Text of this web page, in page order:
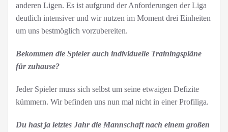
anderen Ligen. Es ist aufgrund der Anforderungen der Liga
deutlich intensiver und wir nutzen im Moment drei Einheiten
um uns bestmöglich vorzubereiten.
Bekommen die Spieler auch individuelle Trainingspläne
für zuhause?
Jeder Spieler muss sich selbst um seine etwaigen Defizite
kümmern. Wir befinden uns nun mal nicht in einer Profiliga.
Du hast ja letztes Jahr die Mannschaft nach einem großen